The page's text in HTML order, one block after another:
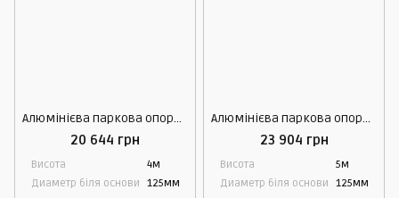
Алюмінієва паркова опора Rosa SAL DP-48
20 644 грн
Висота
4м
Диаметр біля основи 125мм
Алюмінієва паркова опора Rosa SAL DP-58
23 904 грн
Висота
5м
Диаметр біля основи 125мм